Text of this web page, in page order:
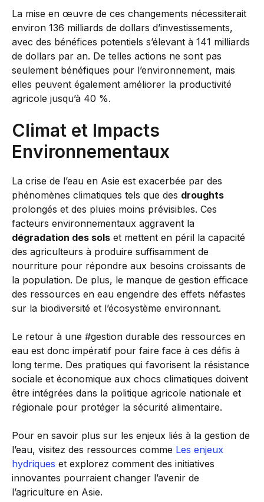
La mise en œuvre de ces changements nécessiterait
environ 136 milliards de dollars d’investissements,
avec des bénéfices potentiels s’élevant à 141 milliards
de dollars par an. De telles actions ne sont pas
seulement bénéfiques pour l’environnement, mais
elles peuvent également améliorer la productivité
agricole jusqu’à 40 %.
Climat et Impacts
Environnementaux
La crise de l’eau en Asie est exacerbée par des
phénomènes climatiques tels que des droughts
prolongés et des pluies moins prévisibles. Ces
facteurs environnementaux aggravent la
dégradation des sols et mettent en péril la capacité
des agriculteurs à produire suffisamment de
nourriture pour répondre aux besoins croissants de
la population. De plus, le manque de gestion efficace
des ressources en eau engendre des effets néfastes
sur la biodiversité et l’écosystème environnant.
Le retour à une #gestion durable des ressources en
eau est donc impératif pour faire face à ces défis à
long terme. Des pratiques qui favorisent la résistance
sociale et économique aux chocs climatiques doivent
être intégrées dans la politique agricole nationale et
régionale pour protéger la sécurité alimentaire.
Pour en savoir plus sur les enjeux liés à la gestion de
l’eau, visitez des ressources comme Les enjeux
hydriques et explorez comment des initiatives
innovantes pourraient changer l’avenir de
l’agriculture en Asie.